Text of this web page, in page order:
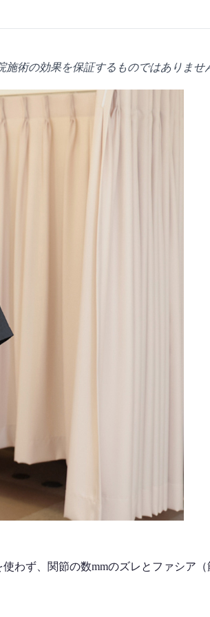
術の効果を保証するものではありませ
わず、関節の数mmのズレとファシア